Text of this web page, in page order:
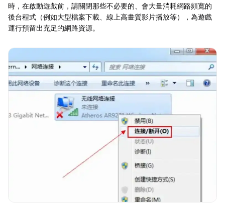
時，在啟動遊戲前，請關閉那些不必要的、會大量消耗網路頻寬的
後台程式（例如大型檔案下載、線上高畫質影片播放等），為遊戲
運行預留出充足的網路資源。